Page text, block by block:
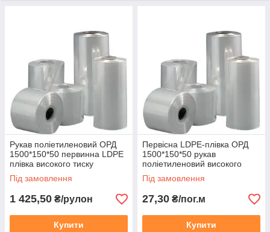
Ми володіємо великим досвідом роботи і
виробляємо плівку відмінної якості,
контролюючи дотримання всіх стандартів на
Ціни на вторинну плівку у нас нижче
Рукав поліетиленовий ОРД
1500*150*50 первинна LDPE
плівка високого тиску
прозора
Під замовлення
1 425,50 ₴/рулон
Купити
Первісна LDPE-плівка ОРД
1500*150*50 рукав
поліетиленовий високого
тиску прозорий
Під замовлення
27,30 ₴/пог.м
Купити